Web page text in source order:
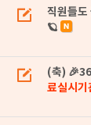
직원들도
🪐
(축)
료실시기